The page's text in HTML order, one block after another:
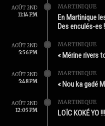
AOÛT 2ND
11:14 PM
MARTINIQUE
En Martinique
Des enculés-es
AOÛT 2ND
5:56 PM
MARTINIQUE
« Mérine rivers
AOÛT 2ND
5:48 PM
MARTINIQUE
« Nou ka gadé
AOÛT 2ND
12:05 PM
MARTINIQUE
LOÏC KOKÉ YO !!!